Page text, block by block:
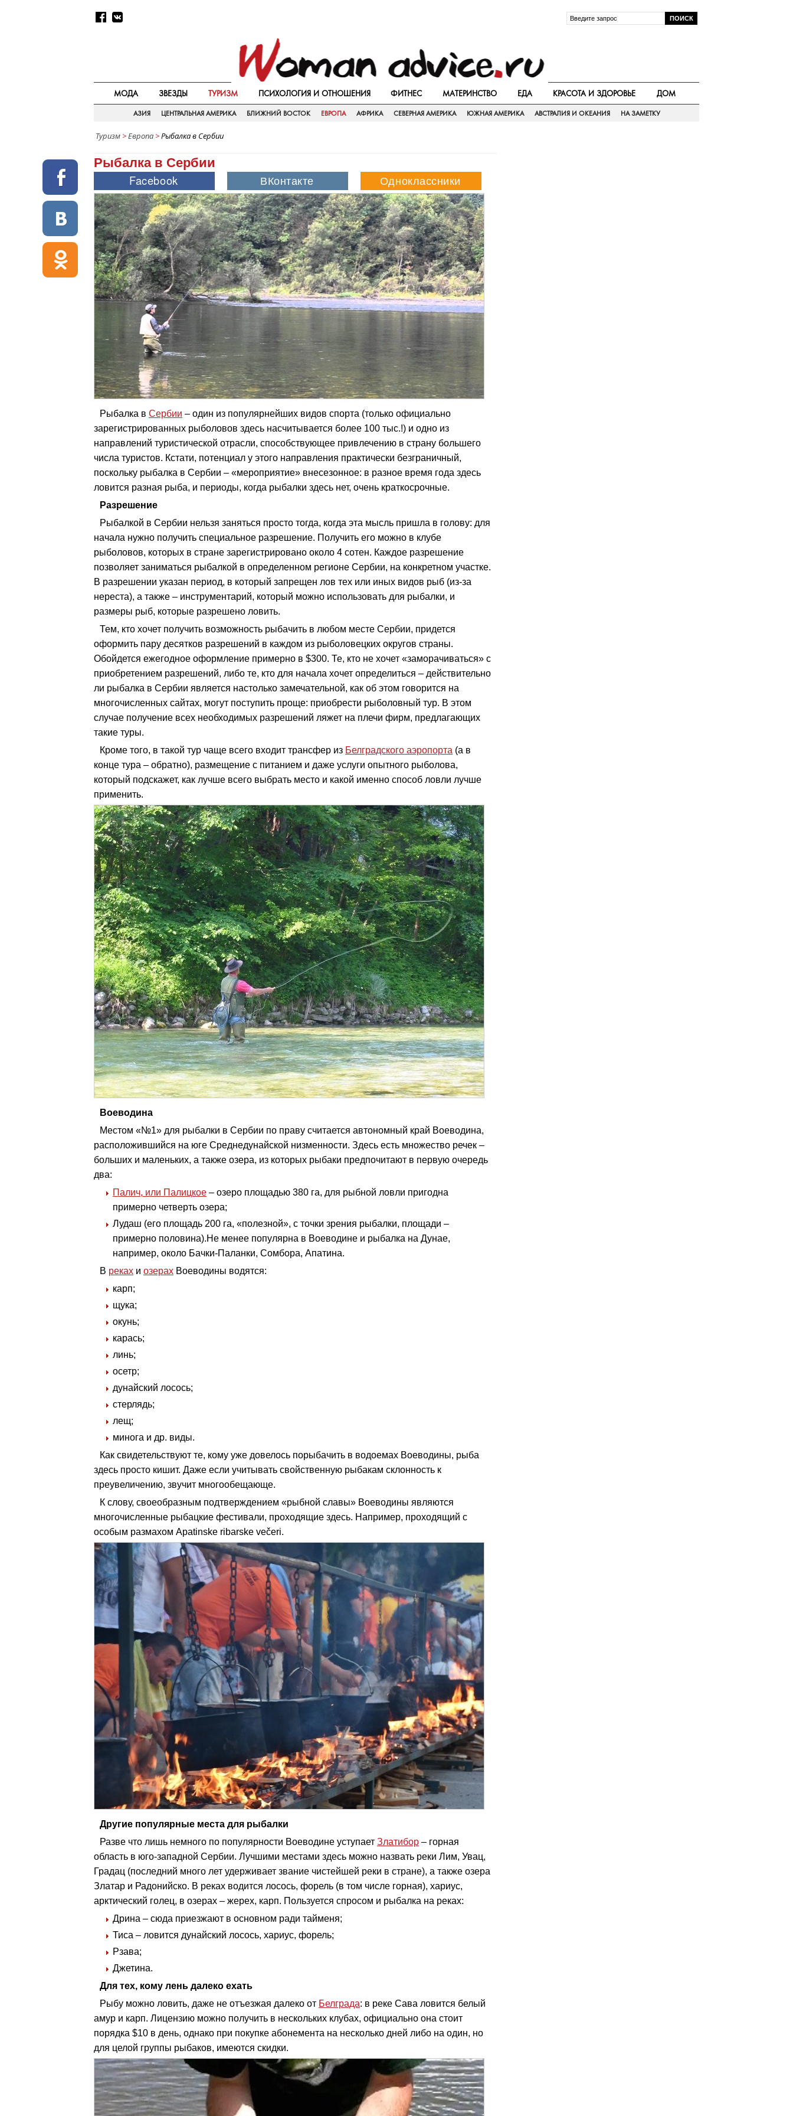
МОДА ЗВЕЗДЫ ТУРИЗМ ПСИХОЛОГИЯ И ОТНОШЕНИЯ ФИТНЕС МАТЕРИНСТВО ЕДА КРАСОТА И ЗДОРОВЬЕ ДОМ
АЗИЯ ЦЕНТРАЛЬНАЯ АМЕРИКА БЛИЖНИЙ ВОСТОК ЕВРОПА АФРИКА СЕВЕРНАЯ АМЕРИКА ЮЖНАЯ АМЕРИКА АВСТРАЛИЯ И ОКЕАНИЯ НА ЗАМЕТКУ
Туризм >Европа >Рыбалка в Сербии
Рыбалка в Сербии
Рыбалка в Сербии – один из популярнейших видов спорта (только официально
зарегистрированных рыболовов здесь насчитывается более 100 тыс.!) и одно из
направлений туристической отрасли, способствующее привлечению в страну большего
числа туристов. Кстати, потенциал у этого направления практически безграничный,
поскольку рыбалка в Сербии – «мероприятие» внесезонное: в разное время года здесь
ловится разная рыба, и периоды, когда рыбалки здесь нет, очень краткосрочные.
Разрешение
Рыбалкой в Сербии нельзя заняться просто тогда, когда эта мысль пришла в голову: для
начала нужно получить специальное разрешение. Получить его можно в клубе
рыболовов, которых в стране зарегистрировано около 4 сотен. Каждое разрешение
позволяет заниматься рыбалкой в определенном регионе Сербии, на конкретном участке.
В разрешении указан период, в который запрещен лов тех или иных видов рыб (из-за
нереста), а также – инструментарий, который можно использовать для рыбалки, и
размеры рыб, которые разрешено ловить.
Тем, кто хочет получить возможность рыбачить в любом месте Сербии, придется
оформить пару десятков разрешений в каждом из рыболовецких округов страны.
Обойдется ежегодное оформление примерно в $300. Те, кто не хочет «заморачиваться» с
приобретением разрешений, либо те, кто для начала хочет определиться – действительно
ли рыбалка в Сербии является настолько замечательной, как об этом говорится на
многочисленных сайтах, могут поступить проще: приобрести рыболовный тур. В этом
случае получение всех необходимых разрешений ляжет на плечи фирм, предлагающих
такие туры.
Кроме того, в такой тур чаще всего входит трансфер из Белградского аэропорта (а в
конце тура – обратно), размещение с питанием и даже услуги опытного рыболова,
который подскажет, как лучше всего выбрать место и какой именно способ ловли лучше
применить.
Воеводина
Местом «№1» для рыбалки в Сербии по праву считается автономный край Воеводина,
расположившийся на юге Среднедунайской низменности. Здесь есть множество речек –
больших и маленьких, а также озера, из которых рыбаки предпочитают в первую очередь
два:
Палич, или Палицкое – озеро площадью 380 га, для рыбной ловли пригодна
примерно четверть озера;
Лудаш (его площадь 200 га, «полезной», с точки зрения рыбалки, площади –
примерно половина).Не менее популярна в Воеводине и рыбалка на Дунае,
например, около Бачки-Паланки, Сомбора, Апатина.
В реках и озерах Воеводины водятся:
карп;
щука;
окунь;
карась;
линь;
осетр;
дунайский лосось;
стерлядь;
лещ;
минога и др. виды.
Как свидетельствуют те, кому уже довелось порыбачить в водоемах Воеводины, рыба
здесь просто кишит. Даже если учитывать свойственную рыбакам склонность к
преувеличению, звучит многообещающе.
К слову, своеобразным подтверждением «рыбной славы» Воеводины являются
многочисленные рыбацкие фестивали, проходящие здесь. Например, проходящий с
особым размахом Apatinske ribarske večeri.
Другие популярные места для рыбалки
Разве что лишь немного по популярности Воеводине уступает Златибор – горная
область в юго-западной Сербии. Лучшими местами здесь можно назвать реки Лим, Увац,
Градац (последний много лет удерживает звание чистейшей реки в стране), а также озера
Златар и Радонийско. В реках водится лосось, форель (в том числе горная), хариус,
арктический голец, в озерах – жерех, карп. Пользуется спросом и рыбалка на реках:
Дрина – сюда приезжают в основном ради тайменя;
Тиса – ловится дунайский лосось, хариус, форель;
Рзава;
Джетина.
Для тех, кому лень далеко ехать
Рыбу можно ловить, даже не отъезжая далеко от Белграда: в реке Сава ловится белый
амур и карп. Лицензию можно получить в нескольких клубах, официально она стоит
порядка $10 в день, однако при покупке абонемента на несколько дней либо на один, но
для целой группы рыбаков, имеются скидки.